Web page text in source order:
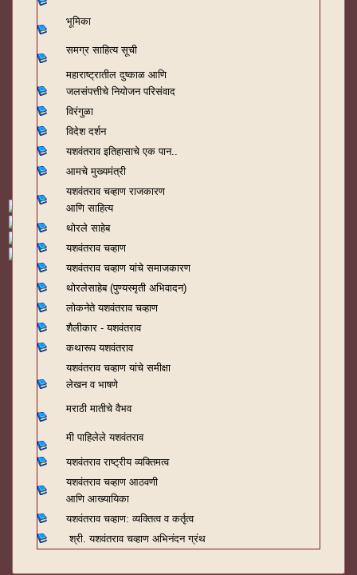
भूमिका
समग्र साहित्य सूची
महाराष्ट्रातील दुष्काळ आणि
जलसंपत्तीचे नियोजन परिसंवाद
विरंगुळा
विदेश दर्शन
यशवंतराव इतिहासाचे एक पान..
आमचे मुख्यमंत्री
यशवंतराव चव्हाण राजकारण
आणि साहित्य
थोरले साहेब
यशवंतराव चव्हाण
यशवंतराव चव्हाण यांचे समाजकारण
थोरलेसाहेब (पुण्यस्मृती अभिवादन)
लोकनेते यशवंतराव चव्हाण
शैलीकार - यशवंतराव
कथारूप यशवंतराव
यशवंतराव चव्हाण यांचे समीक्षा
लेखन व भाषणे
मराठी मातीचे वैभव
मी पाहिलेले यशवंतराव
यशवंतराव राष्ट्रीय व्यक्तिमत्व
यशवंतराव चव्हाण आठवणी
आणि आख्यायिका
यशवंतराव चव्हाण: व्यक्तित्व व कर्तृत्व
श्री. यशवंतराव चव्हाण अभिनंदन ग्रंथ